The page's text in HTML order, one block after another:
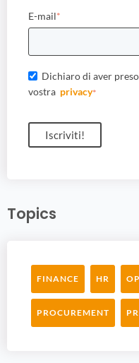
E-mail*
Dichiaro di aver
vostra privacy*
Topics
FINANCE HR
PROCUREMENT